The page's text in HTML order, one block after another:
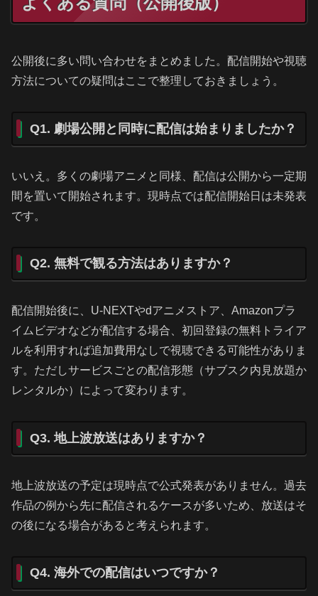
公開後に多い問い合わせをまとめました。配信開始や視聴
方法についての疑問はここで整理しておきましょう。
Q1. 劇場公開と同時に配信は始まりましたか？
いいえ。多くの劇場アニメと同様、配信は公開から一定期
間を置いて開始されます。現時点では配信開始日は未発表
です。
Q2. 無料で観る方法はありますか？
配信開始後に、U-NEXTやdアニメストア、Amazonプラ
イムビデオなどが配信する場合、初回登録の無料トライア
ルを利用すれば追加費用なしで視聴できる可能性がありま
す。ただしサービスごとの配信形態（サブスク内見放題か
レンタルか）によって変わります。
Q3. 地上波放送はありますか？
地上波放送の予定は現時点で公式発表がありません。過去
作品の例から先に配信されるケースが多いため、放送はそ
の後になる場合があると考えられます。
Q4. 海外での配信はいつですか？